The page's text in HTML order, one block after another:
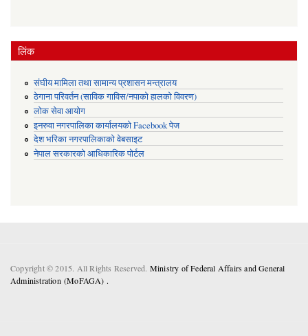
लिंक
संघीय मामिला तथा सामान्य प्रशासन मन्त्रालय
ठेगाना परिवर्तन (साविक गाविस/नपाको हालको विवरण)
लोक सेवा आयोग
इनरुवा नगरपालिका कार्यालयको Facebook पेज
देश भरिका नगरपालिकाको वेबसाइट
नेपाल सरकारको आधिकारिक पोर्टल
Copyright © 2015. All Rights Reserved. Ministry of Federal Affairs and General
Administration (MoFAGA) .